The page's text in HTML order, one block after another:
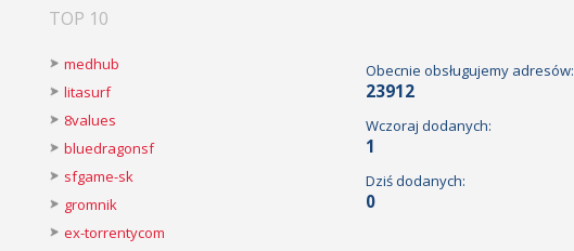
TOP 10
medhub
litasurf
8values
bluedragonsf
sfgame-sk
gromnik
ex-torrentycom
Obecnie obsługujemy adresów:
23912
Wczoraj dodanych:
1
Dziś dodanych:
0